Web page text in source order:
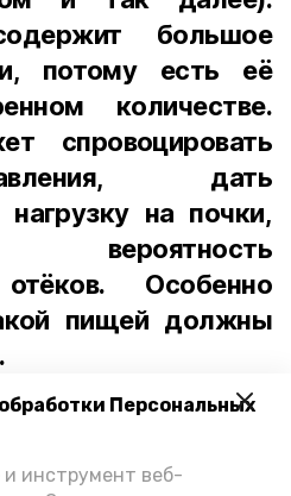
Персональных
и инструмент веб-
большое
потому есть её
количестве.
спровоцировать
дать
на почки,
отёков. Особенно
пищей должны
безопасной
30-50 граммов
следует обратить